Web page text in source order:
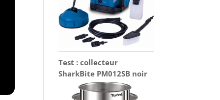
Test : collecteur
SharkBite PM012SB noir